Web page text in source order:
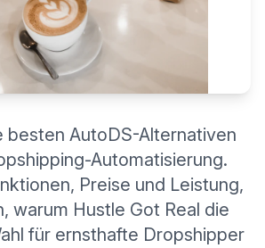
besten AutoDS-Alternativen
Automatisierung.
Preise und Leistung,
warum Hustle Got Real die
für ernsthafte Dropshipper